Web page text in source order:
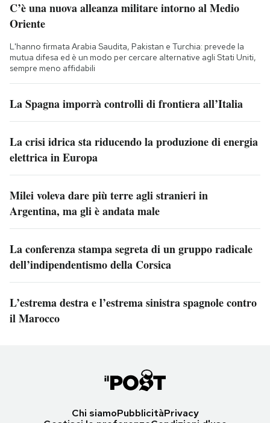
C’è una nuova alleanza militare intorno al Medio
Oriente
L'hanno firmata Arabia Saudita, Pakistan e Turchia: prevede la
mutua difesa ed è un modo per cercare alternative agli Stati Uniti,
sempre meno affidabili
La Spagna imporrà controlli di frontiera all’Italia
La crisi idrica sta riducendo la produzione di energia
elettrica in Europa
Milei voleva dare più terre agli stranieri in
Argentina, ma gli è andata male
La conferenza stampa segreta di un gruppo radicale
dell’indipendentismo della Corsica
L’estrema destra e l’estrema sinistra spagnole contro
il Marocco
Chi siamoPubblicitàPrivacy